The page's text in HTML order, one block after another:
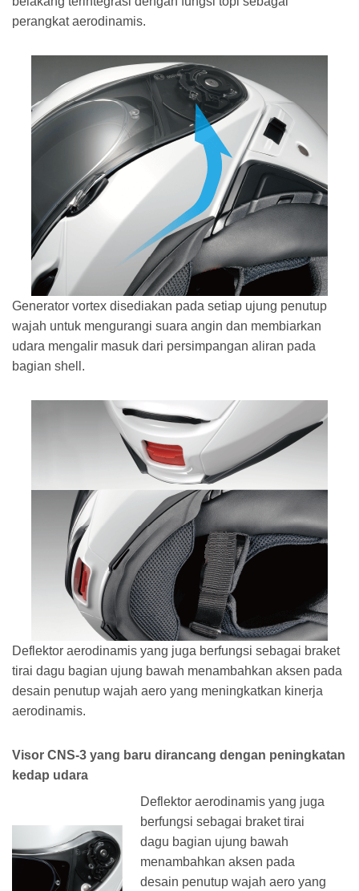
perangkat aerodinamis.
Generator vortex disediakan pada setiap ujung penutup
wajah untuk mengurangi suara angin dan membiarkan
udara mengalir masuk dari persimpangan aliran pada
bagian shell.
Deflektor aerodinamis yang juga berfungsi sebagai braket
tirai dagu bagian ujung bawah menambahkan aksen pada
desain penutup wajah aero yang meningkatkan kinerja
aerodinamis.
Visor CNS-3 yang baru dirancang dengan peningkatan
kedap udara
Deflektor aerodinamis yang juga
berfungsi sebagai braket tirai
dagu bagian ujung bawah
menambahkan aksen pada
desain penutup wajah aero yang